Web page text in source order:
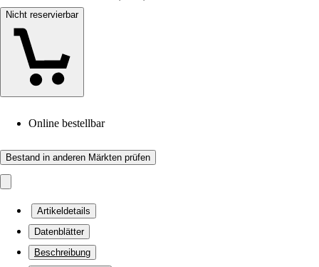
Nicht reservierbar
Online bestellbar
Bestand in anderen Märkten prüfen
Artikeldetails
Datenblätter
Beschreibung